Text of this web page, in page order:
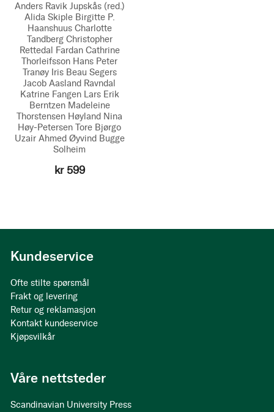
Anders Ravik Jupskås (red.)
Alida Skiple Birgitte P.
Haanshuus Charlotte
Tandberg Christopher
Rettedal Fardan Cathrine
Thorleifsson Hans Peter
Tranøy Iris Beau Segers
Jacob Aasland Ravndal
Katrine Fangen Lars Erik
Berntzen Madeleine
Thorstensen Høyland Nina
Høy-Petersen Tore Bjørgo
Uzair Ahmed Øyvind Bugge
Solheim
kr 599
Kundeservice
Ofte stilte spørsmål
Frakt og levering
Retur og reklamasjon
Kontakt kundeservice
Kjøpsvilkår
Våre nettsteder
Scandinavian University Press